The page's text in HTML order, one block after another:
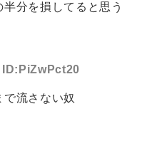
分を損してると思う
流さない奴